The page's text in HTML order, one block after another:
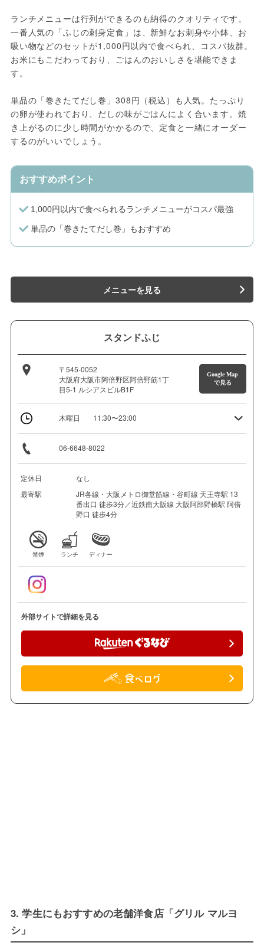
ランチメニューは行列ができるのも納得のクオリティです。
一番人気の「ふじの刺身定食」は、新鮮なお刺身や小鉢、お
吸い物などのセットが1,000円以内で食べられ、コスパ抜群。
お米にもこだわっており、ごはんのおいしさを堪能できま
す。
単品の「巻きたてだし巻」308円（税込）も人気。たっぷり
の卵が使われており、だしの味がごはんによく合います。焼
き上がるのに少し時間がかかるので、定食と一緒にオーダー
するのがいいでしょう。
おすすめポイント
1,000円以内で食べられるランチメニューがコスパ最強
単品の「巻きたてだし巻」もおすすめ
メニューを見る
スタンドふじ
〒545-0052
大阪府大阪市阿倍野区阿倍野筋1丁
目5-1 ルシアスビルB1F
Google Map
で見る
木曜日 11:30〜23:00
06-6648-8022
定休日
なし
最寄駅
JR各線・大阪メトロ御堂筋線・谷町線 天王寺駅 13
番出口 徒歩3分／近鉄南大阪線 大阪阿部野橋駅 阿倍
野口 徒歩4分
禁煙 ランチ ディナー
外部サイトで詳細を見る
3. 学生にもおすすめの老舗洋食店「グリル マルヨ
シ」